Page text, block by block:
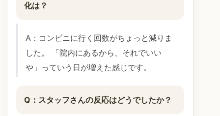
化は？
A：コンビニに行く回数がちょっと減りま
した。 「院内にあるから、それでいい
や」っていう日が増えた感じです。
Q：スタッフさんの反応はどうでしたか？